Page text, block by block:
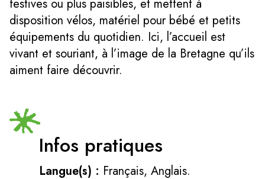
festives ou plus paisibles, et mettent à
disposition vélos, matériel pour bébé et petits
équipements du quotidien. Ici, l’accueil est
vivant et souriant, à l’image de la Bretagne qu’ils
aiment faire découvrir.
Infos pratiques
Langue(s) : Français, Anglais.